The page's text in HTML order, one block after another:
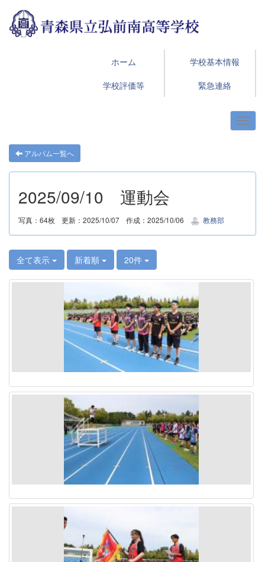
ホーム
学校基本情報
学校評価等
緊急連絡
アルバム一覧へ
2025/09/10 運動会
写真：64枚 更新：2025/10/07 作成：2025/10/06 教務部
全て表示 新着順 20件